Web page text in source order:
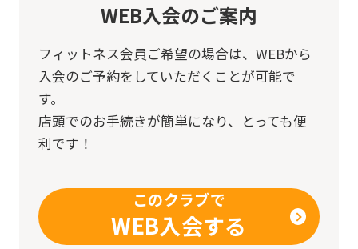
WEB入会のご案内
フィットネス会員ご希望の場合は、 WEBから
入会のご予約をしていただくことが可能で
す。
店頭でのお手続きが簡単になり、とっても便
利です！
このクラブで
WEB入会する